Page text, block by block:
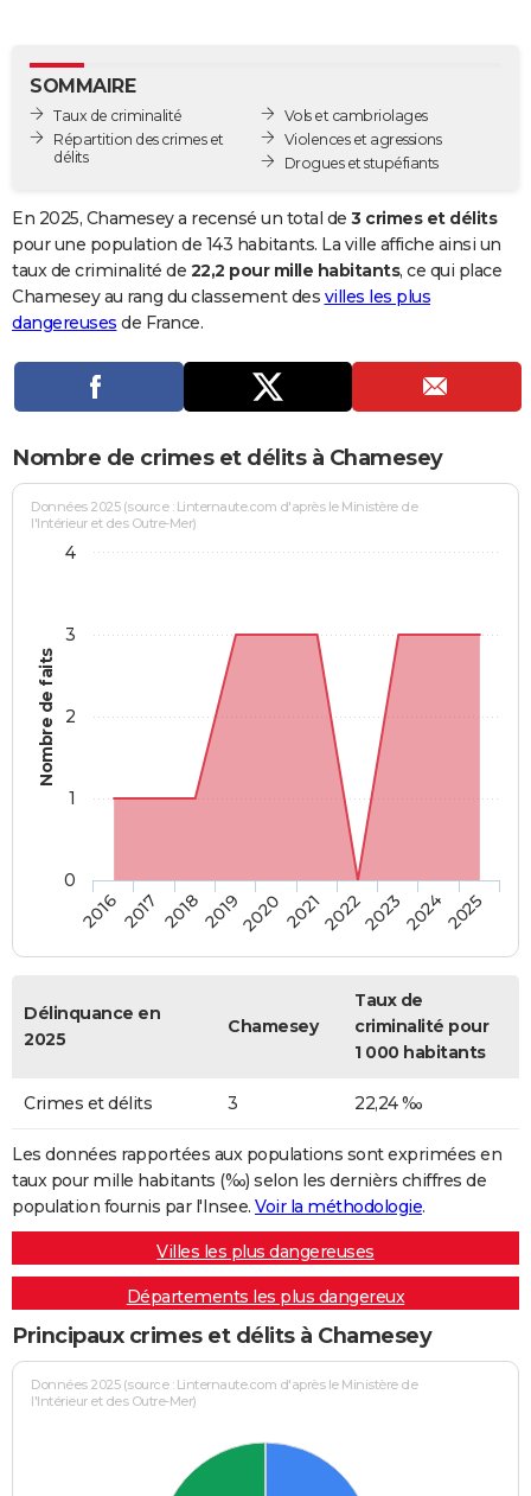
GUIDES D'ACHAT
BONS PLANS
Carte de Noël
Carte Bonne année
Carte Saint-Valentin
Carte Pâques
Carte d'anniversaire
DICTIONNAIRE
Dictionnaire
Biographies
Citations
Expressions
Proverbes
PROGRAMME TV
COPAINS D'AVANT
S'inscrire
Se connecter
Lycées
Collèges
Primaires
Universités
Entreprises
Service militaire
Avis de recherche
AVIS DE DÉCÈS
FORUM
Bricolage
Lifestyle
Culture
Sport
Auto
Television
Voyage
Cinema
SOMMAIRE
Taux de criminalité
Répartition des crimes et
délits
Vols et cambriolages
Violences et agressions
Drogues et stupéfiants
En 2025, Chamesey a recensé un total de 3 crimes et délits
pour une population de 143 habitants. La ville affiche ainsi un
taux de criminalité de 22,2 pour mille habitants, ce qui place
Chamesey au rang du classement des villes les plus
dangereuses de France.
Nombre de crimes et délits à Chamesey
Nombre de faits
Données 2025 (source : Linternaute.com d'après le Ministère de
l'Intérieur et des Outre-Mer)
20162017 20182019202020212022202320242025
0
1
2
3
4
Délinquance en
2025
Chamesey
Taux de
criminalité pour
1 000 habitants
Crimes et délits 3 22,24 ‰
Les données rapportées aux populations sont exprimées en
taux pour mille habitants (‰) selon les dernièrs chiffres de
population fournis par l'Insee. Voir la méthodologie.
Villes les plus dangereuses
Départements les plus dangereux
Principaux crimes et délits à Chamesey
Données 2025 (source : Linternaute.com d'après le Ministère de
l'Intérieur et des Outre-Mer)